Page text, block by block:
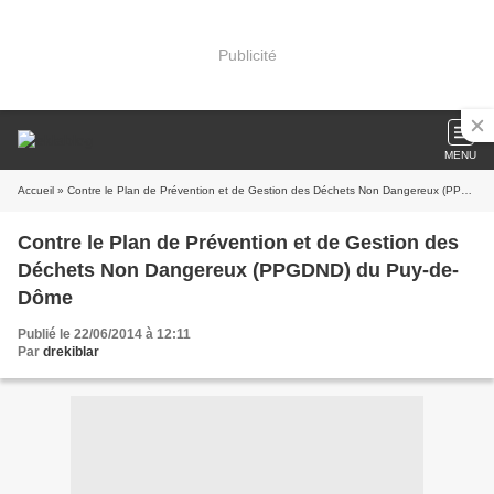
Publicité
MENU
Accueil » Contre le Plan de Prévention et de Gestion des Déchets Non Dangereux (PPGDND) du Puy-de-Dôme
Contre le Plan de Prévention et de Gestion des
Déchets Non Dangereux (PPGDND) du Puy-de-
Dôme
Publié le 22/06/2014 à 12:11
Par drekiblar